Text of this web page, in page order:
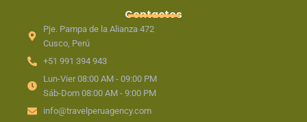
Contactos
Pje. Pampa de la Alianza 472
Cusco, Perú
+51 991 394 943
Lun-Vier 08:00 AM - 09:00 PM
Sáb-Dom 08:00 AM - 9:00 PM
info@travelperuagency.com